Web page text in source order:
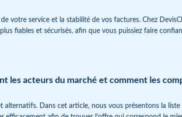
votre service et la stabilité de vos factures. Chez
fiables et sécurisés, afin que vous puissiez faire
les acteurs du marché et comment les
alternatifs. Dans cet article, nous vous présentons la